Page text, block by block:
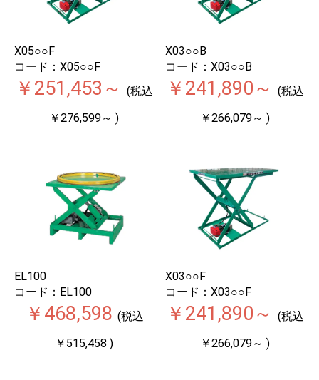
X05○○F
コード：X05○○F
￥251,453～
(税込
￥276,599～ )
X03○○B
コード：X03○○B
￥241,890～
(税込
￥266,079～ )
EL100
コード：EL100
￥468,598 (税込
￥515,458 )
X03○○F
コード：X03○○F
￥241,890～
(税込
￥266,079～ )